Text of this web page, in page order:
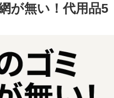
が無い！代用品5